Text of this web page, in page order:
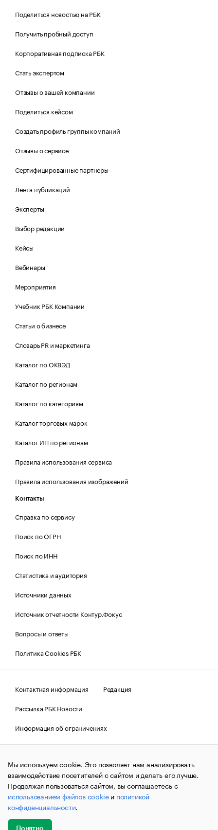
Поделиться новостью на РБК
Получить пробный доступ
Корпоративная подписка РБК
Стать экспертом
Отзывы о вашей компании
Поделиться кейсом
Создать профиль группы компаний
Отзывы о сервисе
Сертифицированные партнеры
Лента публикаций
Эксперты
Выбор редакции
Кейсы
Вебинары
Мероприятия
Учебник РБК Компании
Статьи о бизнесе
Словарь PR и маркетинга
Каталог по ОКВЭД
Каталог по регионам
Каталог по категориям
Каталог торговых марок
Каталог ИП по регионам
Правила использования сервиса
Правила использования изображений
Контакты
Справка по сервису
Поиск по ОГРН
Поиск по ИНН
Статистика и аудитория
Источники данных
Источник отчетности Контур.Фокус
Вопросы и ответы
Политика Cookies РБК
Контактная информация
Редакция
Рассылка РБК Новости
Информация об ограничениях
Правовая информация
О соблюдении авторских прав
© АО «РОСБИЗНЕСКОНСАЛТИНГ»,1995–2026.Сообщения
и материалы информационного агентства «РБК»
(зарегистрировано Федеральной службой по надзору в сфере
связи, информационных технологий и массовых
коммуникаций (Роскомнадзор) 09.12.2015 за номером ИА
№ФС77-63848) сопровождаются пометкой «РБК». Отдельные
публикации могут содержать информацию,
не предназначенную для пользователей
до 18 лет.
Мы используем cookie. Это позволяет нам анализировать
взаимодействие посетителей с сайтом и делать его лучше.
Продолжая пользоваться сайтом, вы соглашаетесь с
использованием файлов cookieи политикой
конфиденциальности.
Понятно